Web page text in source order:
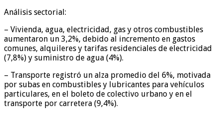
Análisis sectorial:
– Vivienda, agua, electricidad, gas y otros combustibles
aumentaron un 3,2%, debido al incremento en gastos
comunes, alquileres y tarifas residenciales de electricidad
(7,8%) y suministro de agua (4%).
– Transporte registró un alza promedio del 6%, motivada
por subas en combustibles y lubricantes para vehículos
particulares, en el boleto de colectivo urbano y en el
transporte por carretera (9,4%).